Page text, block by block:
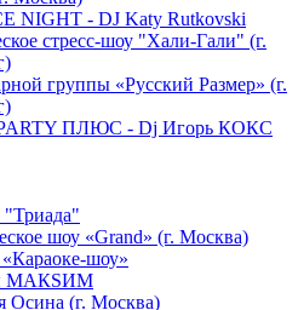
NIGHT - DJ Katy Rutkovski
стресс-шоу "Хали-Гали" (г.
группы «Русский Размер» (г.
ПЛЮС - Dj Игорь КОКС
шоу «Grand» (г. Москва)
шоу»
МАКSИМ
Осина (г. Москва)